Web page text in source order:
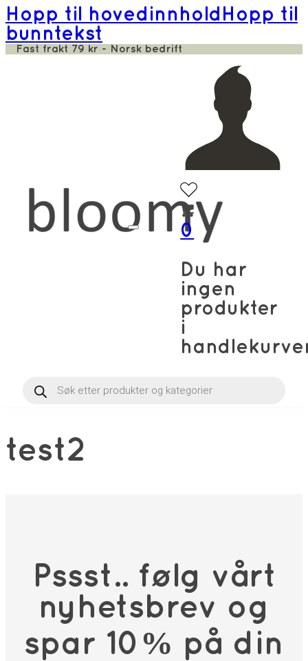
Hopp til hovedinnhold Hopp til
bunntekst
Fast frakt 79 kr - Norsk bedrift
Products
0
Du har
ingen
produkter
i
test2
Pssst.. følg vårt
nyhetsbrev og
spar 10% på din